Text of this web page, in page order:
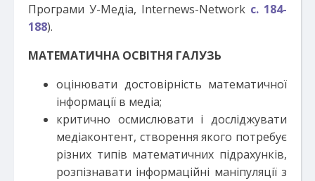
Програми У-Медіа, Internews-Network с. 184-
188).
МАТЕМАТИЧНА ОСВІТНЯ ГАЛУЗЬ
оцінювати достовірність математичної
інформації в медіа;
критично осмислювати і досліджувати
медіаконтент, створення якого потребує
різних типів математичних підрахунків,
розпізнавати інформаційні маніпуляції з